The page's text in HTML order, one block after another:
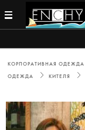
КОРПОРАТИВНАЯ ОДЕЖДА
ОДЕЖДА
КИТЕЛЯ